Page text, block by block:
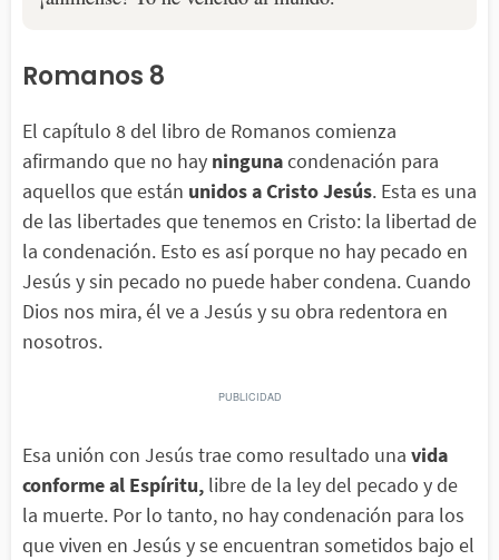
Romanos 8
El capítulo 8 del libro de Romanos comienza
afirmando que no hay ningunacondenación para
aquellos que están unidos aCristo Jesús. Esta es una
de las libertades que tenemos en Cristo: la libertad de
la condenación. Esto es así porque no hay pecado en
Jesús y sin pecado no puede haber condena. Cuando
Dios nos mira, él ve a Jesús y su obra redentora en
nosotros.
Esa unión con Jesús trae como resultado una vida
conforme al Espíritu, libre de la ley del pecado y de
la muerte. Por lo tanto, no hay condenación para los
que viven en Jesús y se encuentran sometidos bajo el